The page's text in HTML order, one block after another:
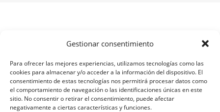
Gestionar consentimiento
Para ofrecer las mejores experiencias, utilizamos tecnologías como las
cookies para almacenar y/o acceder a la información del dispositivo. El
consentimiento de estas tecnologías nos permitirá procesar datos como
el comportamiento de navegación o las identificaciones únicas en este
sitio. No consentir o retirar el consentimiento, puede afectar
negativamente a ciertas características y funciones.